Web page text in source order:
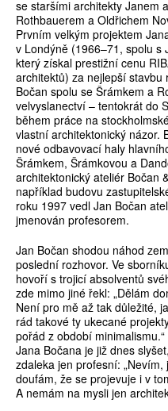
se staršími architekty Janem
Rothbauerem a Oldřichem
Prvním velkým projektem
v Londýně (1966–71, spolu s
který získal prestižní cenu
architektů) za nejlepší stavbu
Bočan spolu se Šrámkem a
velvyslanectví – tentokrát do
během práce na
vlastní architektonický názor.
nové odbavovací haly
Šrámkem, Šrámkovou a
architektonický ateliér Bočan
například budovu
roku 1997 vedl Jan Bočan
jmenován profesorem.
Jan Bočan shodou náhod
poslední rozhovor. Ve
hovoří s trojicí absolventů
zde mimo jiné řekl: „Dělám
Není pro mě až tak důležité,
rád takové ty ukecané
pořád z období
Jana Bočana je již dnes
zdaleka jen profesní:
doufám, že se projevuje i v
A nemám na mysli jen